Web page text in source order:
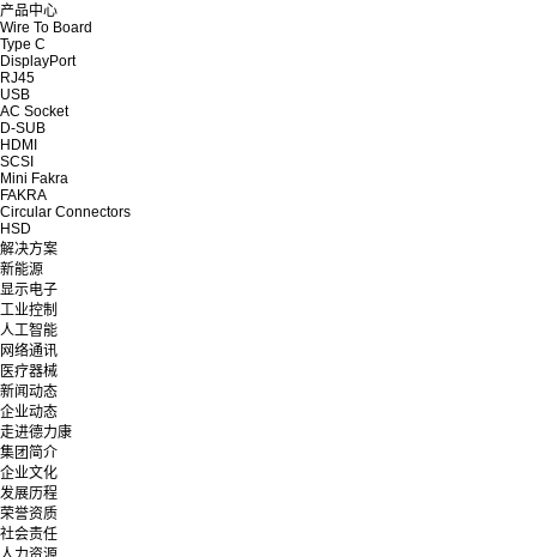
产品中心
Wire To Board
Type C
DisplayPort
RJ45
USB
AC Socket
D-SUB
HDMI
SCSI
Mini Fakra
FAKRA
Circular Connectors
HSD
解决方案
新能源
显示电子
工业控制
人工智能
网络通讯
医疗器械
新闻动态
企业动态
走进德力康
集团简介
企业文化
发展历程
荣誉资质
社会责任